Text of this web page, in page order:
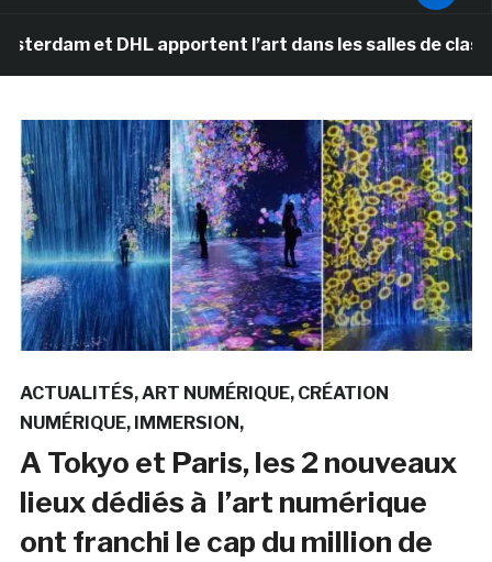
et DHL apportent l’art dans les salles de classe des
ACTUALITÉS ART NUMÉRIQUE CRÉATION
NUMÉRIQUE IMMERSION
A Tokyo et Paris, les 2 nouveaux
lieux dédiés à l’art numérique
ont franchi le cap du million de